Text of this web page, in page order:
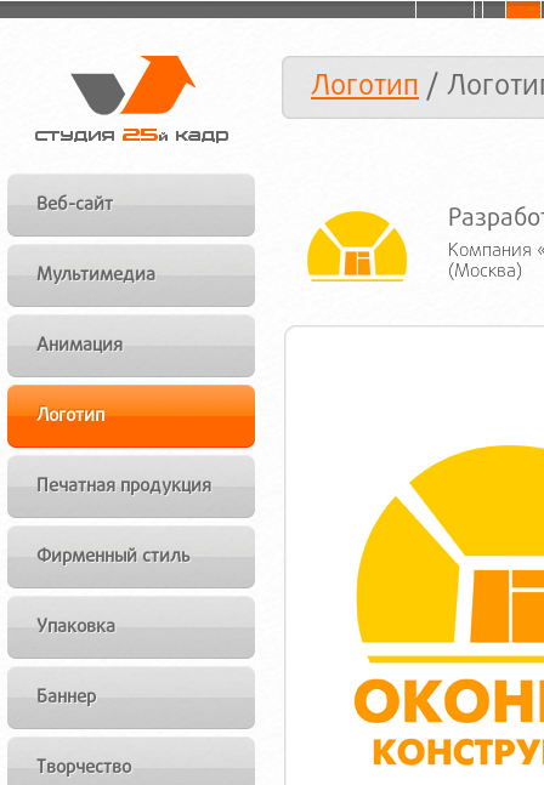
Логотип/
Веб-сайт
Мультимедиа
Анимация
Логотип
Печатная продукция
Фирменный стиль
Упаковка
Баннер
Творчество
Компания
(Москва)